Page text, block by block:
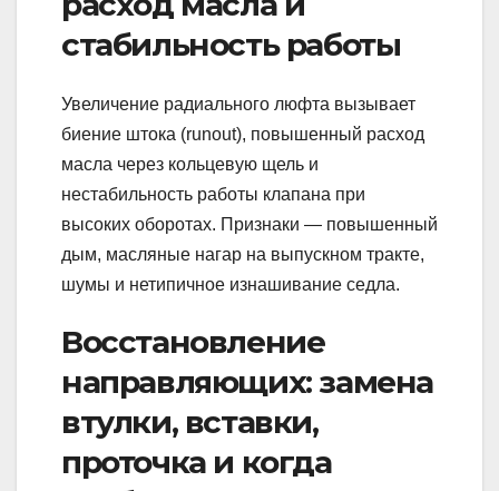
стабильность работы
Увеличение радиального люфта вызывает
биение штока (runout), повышенный расход
масла через кольцевую щель и
нестабильность работы клапана при
высоких оборотах. Признаки — повышенный
дым, масляные нагар на выпускном тракте,
шумы и нетипичное изнашивание седла.
Восстановление
направляющих: замена
втулки, вставки,
проточка и когда